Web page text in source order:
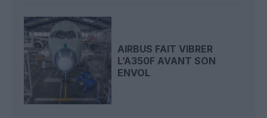
AIRBUS FAIT VIBRER
L’A350F AVANT SON
ENVOL